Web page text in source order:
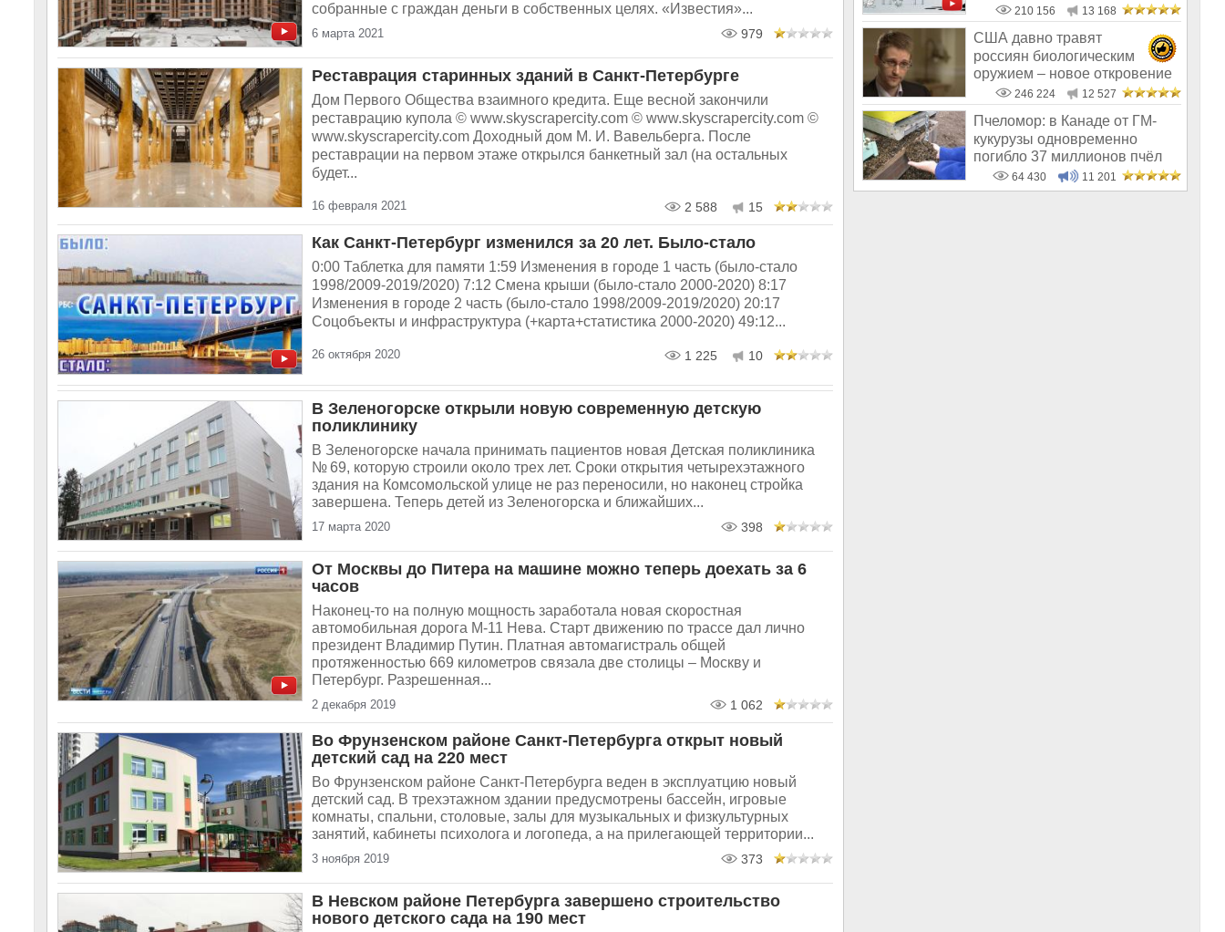
собранные с граждан деньги в собственных целях. «Известия»...
6 марта 2021 979
Реставрация старинных зданий в Санкт-Петербурге
Дом Первого Общества взаимного кредита. Еще весной закончили
реставрацию купола © www.skyscrapercity.com © www.skyscrapercity.com ©
www.skyscrapercity.com Доходный дом М. И. Вавельберга. После
реставрации на первом этаже открылся банкетный зал (на остальных
будет...
16 февраля 2021 2 588 15
Как Санкт-Петербург изменился за 20 лет. Было-стало
0:00 Таблетка для памяти 1:59 Изменения в городе 1 часть (было-стало
1998/2009-2019/2020) 7:12 Смена крыши (было-стало 2000-2020) 8:17
Изменения в городе 2 часть (было-стало 1998/2009-2019/2020) 20:17
Соцобъекты и инфраструктура (+карта+статистика 2000-2020) 49:12...
26 октября 2020 1 225 10
В Зеленогорске открыли новую современную детскую
поликлинику
В Зеленогорске начала принимать пациентов новая Детская поликлиника
№ 69, которую строили около трех лет. Сроки открытия четырехэтажного
здания на Комсомольской улице не раз переносили, но наконец стройка
завершена. Теперь детей из Зеленогорска и ближайших...
17 марта 2020 398
От Москвы до Питера на машине можно теперь доехать за 6
часов
Наконец-то на полную мощность заработала новая скоростная
автомобильная дорога М-11 Нева. Старт движению по трассе дал лично
президент Владимир Путин. Платная автомагистраль общей
протяженностью 669 километров связала две столицы – Москву и
Петербург. Разрешенная...
2 декабря 2019 1 062
Во Фрунзенском районе Санкт-Петербурга открыт новый
детский сад на 220 мест
Во Фрунзенском районе Санкт-Петербурга веден в эксплуатцию новый
детский сад. В трехэтажном здании предусмотрены бассейн, игровые
комнаты, спальни, столовые, залы для музыкальных и физкультурных
занятий, кабинеты психолога и логопеда, а на прилегающей территории...
3 ноября 2019 373
В Невском районе Петербурга завершено строительство
нового детского сада на 190 мест
210 156 13 168
США давно травят
россиян биологическим
оружием – новое откровение
Эдварда Сноудена
246 224 12 527
Пчеломор: в Канаде от ГМ-
кукурузы одновременно
погибло 37 миллионов пчёл
64 430 11 201